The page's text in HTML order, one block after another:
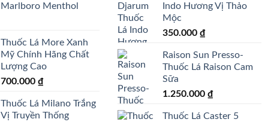
Marlboro Menthol
Thuốc Lá More Xanh
Mỹ Chính Hãng Chất
Lượng Cao
700.000 ₫
Thuốc Lá Milano Trắng
Vị Truyền Thống
Indo Hương Vị Thảo
Mộc
350.000 ₫
Raison Sun Presso-
Thuốc Lá Raison Cam
Sữa
1.250.000 ₫
Thuốc Lá Caster 5